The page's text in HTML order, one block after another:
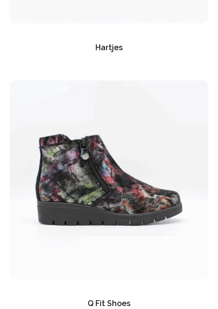
Hartjes
Q Fit Shoes